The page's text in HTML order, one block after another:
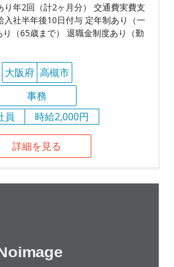
り年2回（計2ヶ月分） 交通費実費支
入社半年後10日付与 定年制あり（一
（65歳まで） 退職金制度あり（勤
大阪府 高槻市
事務
員
時給2,000円
詳細を見る